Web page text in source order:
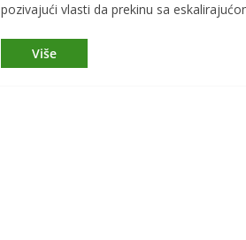
pozivajući vlasti da prekinu sa